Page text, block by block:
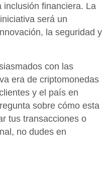
inclusión financiera. La
será un
la seguridad y
con las
era de criptomonedas
y el país en
sobre cómo esta
tus transacciones o
no dudes en